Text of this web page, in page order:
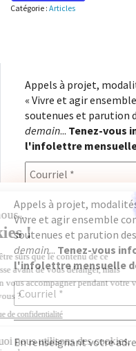
Catégorie : Articles
Appels à projet,
« Vivre et agir
soutenues et parution
demain... Tenez-vous
l'infolettre mensuelle
En renseignant votre
consentez à recevoir
Seligmann,
confidentialité. Il vous
désabonner à tout
Appels à projet,
Vivre et agir ensemble
soutenues et parution
demain... Tenez-vous
l'infolettre mensuelle
En renseignant votre